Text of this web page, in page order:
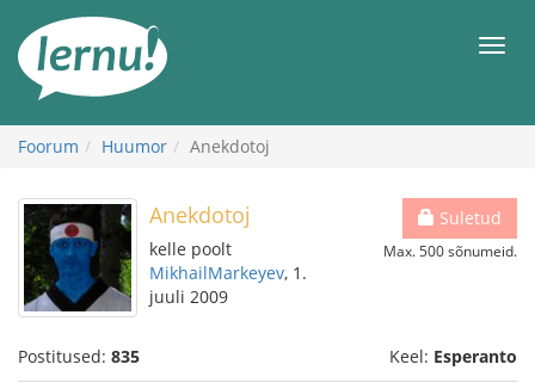
juurde
Foorum Huumor Anekdotoj
Suletud
Max. 500 sõnumeid.
Anekdotoj
kelle poolt
MikhailMarkeyev, 1.
juuli 2009
Postitused: 835 Keel: Esperanto